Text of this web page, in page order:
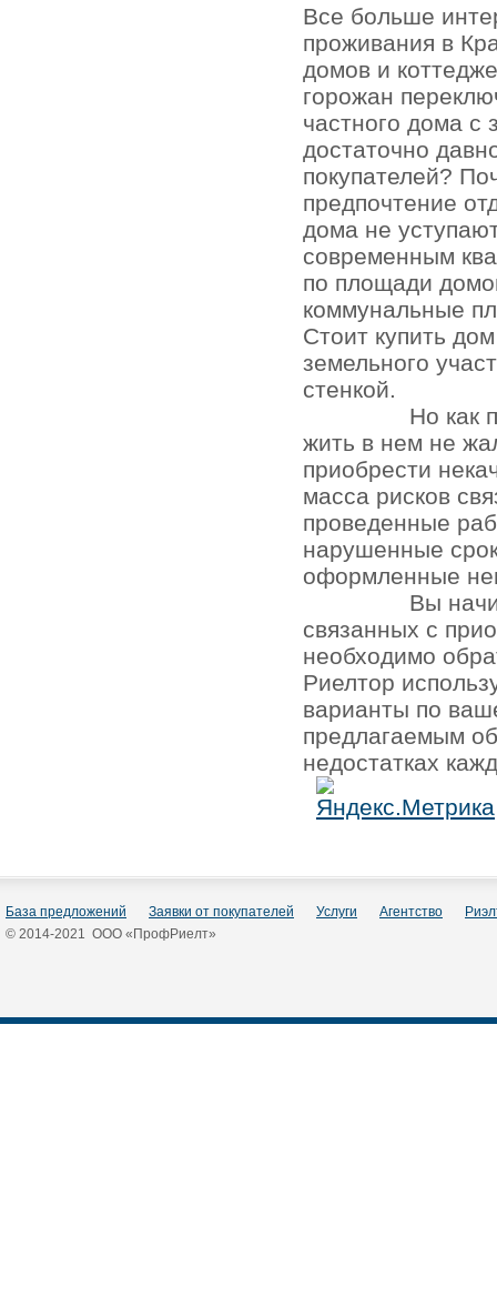
Все больше
проживания в
домов и
горожан
частного дома с
достаточно
покупателей?
предпочтение
дома не
современным
по площади
коммунальные
Стоит купить
земельного
стенкой.
Но как
жить в нем не
приобрести
масса рисков
проведенные
нарушенные
оформленные
Вы
связанных с
необходимо
Риелтор
варианты по
предлагаемым
недостатках
База предложений Заявки от покупателей Услуги Агентство
© 2014-2021 ООО «ПрофРиелт»